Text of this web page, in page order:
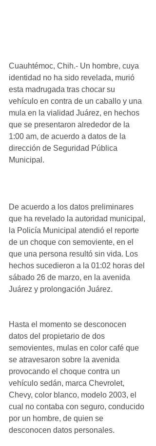
Cuauhtémoc, Chih.- Un hombre, cuya
identidad no ha sido revelada, murió
esta madrugada tras chocar su
vehículo en contra de un caballo y una
mula en la vialidad Juárez, en hechos
que se presentaron alrededor de la
1:00 am, de acuerdo a datos de la
dirección de Seguridad Pública
Municipal.
De acuerdo a los datos preliminares
que ha revelado la autoridad municipal,
la Policía Municipal atendió el reporte
de un choque con semoviente, en el
que una persona resultó sin vida. Los
hechos sucedieron a la 01:02 horas del
sábado 26 de marzo, en la avenida
Juárez y prolongación Juárez.
Hasta el momento se desconocen
datos del propietario de dos
semovientes, mulas en color café que
se atravesaron sobre la avenida
provocando el choque contra un
vehículo sedán, marca Chevrolet,
Chevy, color blanco, modelo 2003, el
cual no contaba con seguro, conducido
por un hombre, de quien se
desconocen datos personales.